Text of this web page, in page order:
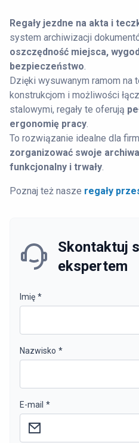
Regały jezdne na akta i
system archiwizacji
oszczędność miejsca,
bezpieczeństwo.
Dzięki wysuwanym ramom na
konstrukcjom i możliwości
stalowymi, regały te oferują
ergonomię pracy.
To rozwiązanie idealne dla
zorganizować swoje
funkcjonalny i trwały.
Poznaj też nasze regały
Skontaktuj
ekspertem
Imię *
Nazwisko *
E-mail *